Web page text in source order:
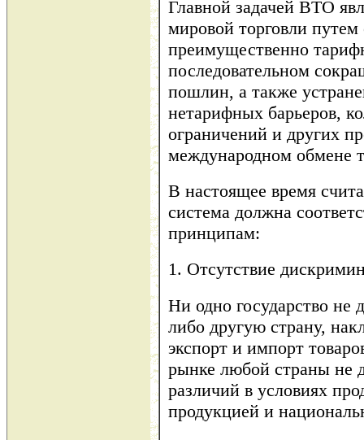
Главной задачей ВТО
мировой торговли путем
преимущественно
последовательном
пошлин, а также
нетарифных барьеров,
ограничений и других
международном обмене
В настоящее время
система должна
принципам:
1. Отсутствие
Ни одно государство
либо другую страну,
экспорт и импорт
рынке любой страны не
различий в условиях
продукцией и